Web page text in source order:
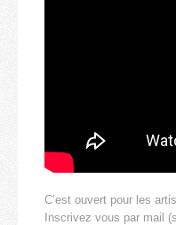
C’est ouvert pour les
Inscrivez vous par mail